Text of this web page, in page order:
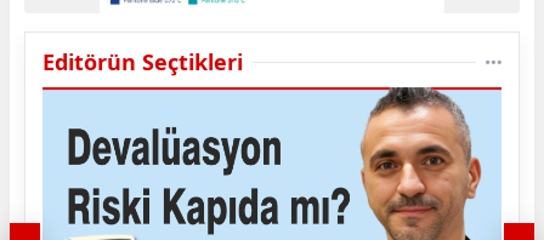
Editörün Seçtikleri